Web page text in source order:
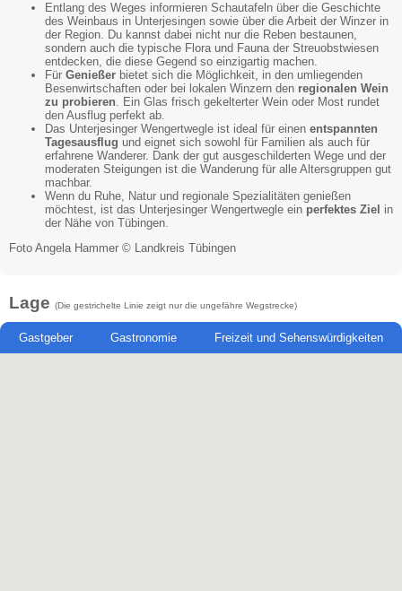
Entlang des Weges informieren Schautafeln über die Geschichte
des Weinbaus in Unterjesingen sowie über die Arbeit der Winzer in
der Region. Du kannst dabei nicht nur die Reben bestaunen,
sondern auch die typische Flora und Fauna der Streuobstwiesen
entdecken, die diese Gegend so einzigartig machen.
Für Genießer bietet sich die Möglichkeit, in den umliegenden
Besenwirtschaften oder bei lokalen Winzern den regionalen Wein
zu probieren. Ein Glas frisch gekelterter Wein oder Most rundet
den Ausflug perfekt ab.
Das Unterjesinger Wengertwegle ist ideal für einen entspannten
Tagesausflug und eignet sich sowohl für Familien als auch für
erfahrene Wanderer. Dank der gut ausgeschilderten Wege und der
moderaten Steigungen ist die Wanderung für alle Altersgruppen gut
machbar.
Wenn du Ruhe, Natur und regionale Spezialitäten genießen
möchtest, ist das Unterjesinger Wengertwegle ein perfektes Ziel in
der Nähe von Tübingen.
Foto Angela Hammer © Landkreis Tübingen
Lage (Die gestrichelte Linie zeigt nur die ungefähre Wegstrecke)
Gastgeber Gastronomie Freizeit und Sehenswürdigkeiten